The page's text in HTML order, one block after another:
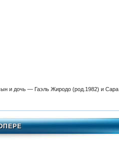
и дочь — Гаэль Жиродо (род.1982) и Сара